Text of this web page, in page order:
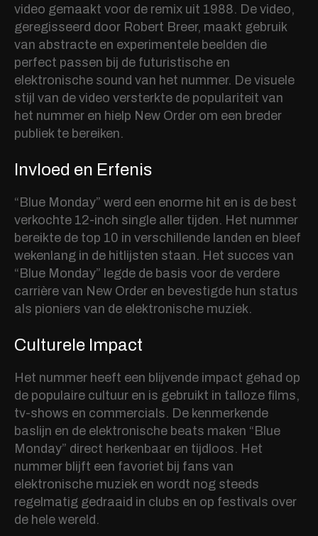
video gemaakt voor de remix uit 1988. De video,
geregisseerd door Robert Breer, maakt gebruik
van abstracte en experimentele beelden die
perfect passen bij de futuristische en
elektronische sound van het nummer. De visuele
stijl van de video versterkte de populariteit van
het nummer en hielp New Order om een breder
publiek te bereiken.
Invloed en Erfenis
“Blue Monday” werd een enorme hit en is de best
verkochte 12-inch single aller tijden. Het nummer
bereikte de top 10 in verschillende landen en bleef
wekenlang in de hitlijsten staan. Het succes van
“Blue Monday” legde de basis voor de verdere
carrière van New Order en bevestigde hun status
als pioniers van de elektronische muziek.
Culturele Impact
Het nummer heeft een blijvende impact gehad op
de populaire cultuur en is gebruikt in talloze films,
tv-shows en commercials. De kenmerkende
baslijn en de elektronische beats maken “Blue
Monday” direct herkenbaar en tijdloos. Het
nummer blijft een favoriet bij fans van
elektronische muziek en wordt nog steeds
regelmatig gedraaid in clubs en op festivals over
de hele wereld.